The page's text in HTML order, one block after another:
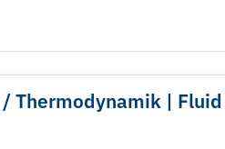
/Thermodynamik | Fluid